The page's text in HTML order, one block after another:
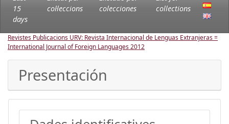
15
days
col·leccions
colecciones
collections
Revistes Publicacions URV: Revista Internacional de Lenguas Extranjeras =
International Journal of Foreign Languages2012
Presentación